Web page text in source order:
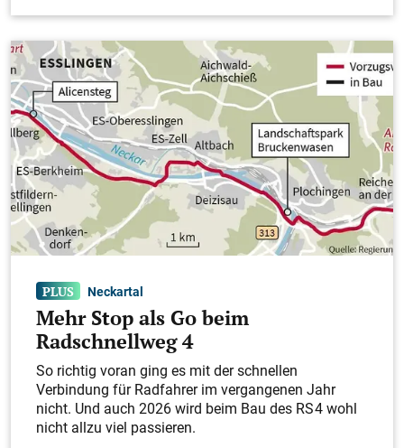
Neckartal
Mehr Stop als Go beim
Radschnellweg 4
So richtig voran ging es mit der schnellen
Verbindung für Radfahrer im vergangenen Jahr
nicht. Und auch 2026 wird beim Bau des RS 4 wohl
nicht allzu viel passieren.